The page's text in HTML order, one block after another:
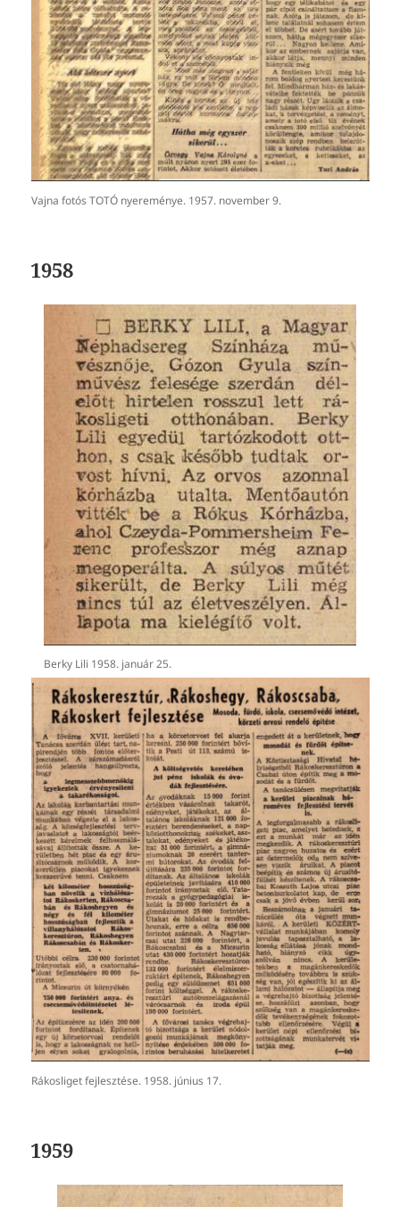
Vajna fotós TOTÓ nyereménye. 1957. november 9.
1958
Berky Lili 1958. január 25.
Rákosliget fejlesztése. 1958. június 17.
1959